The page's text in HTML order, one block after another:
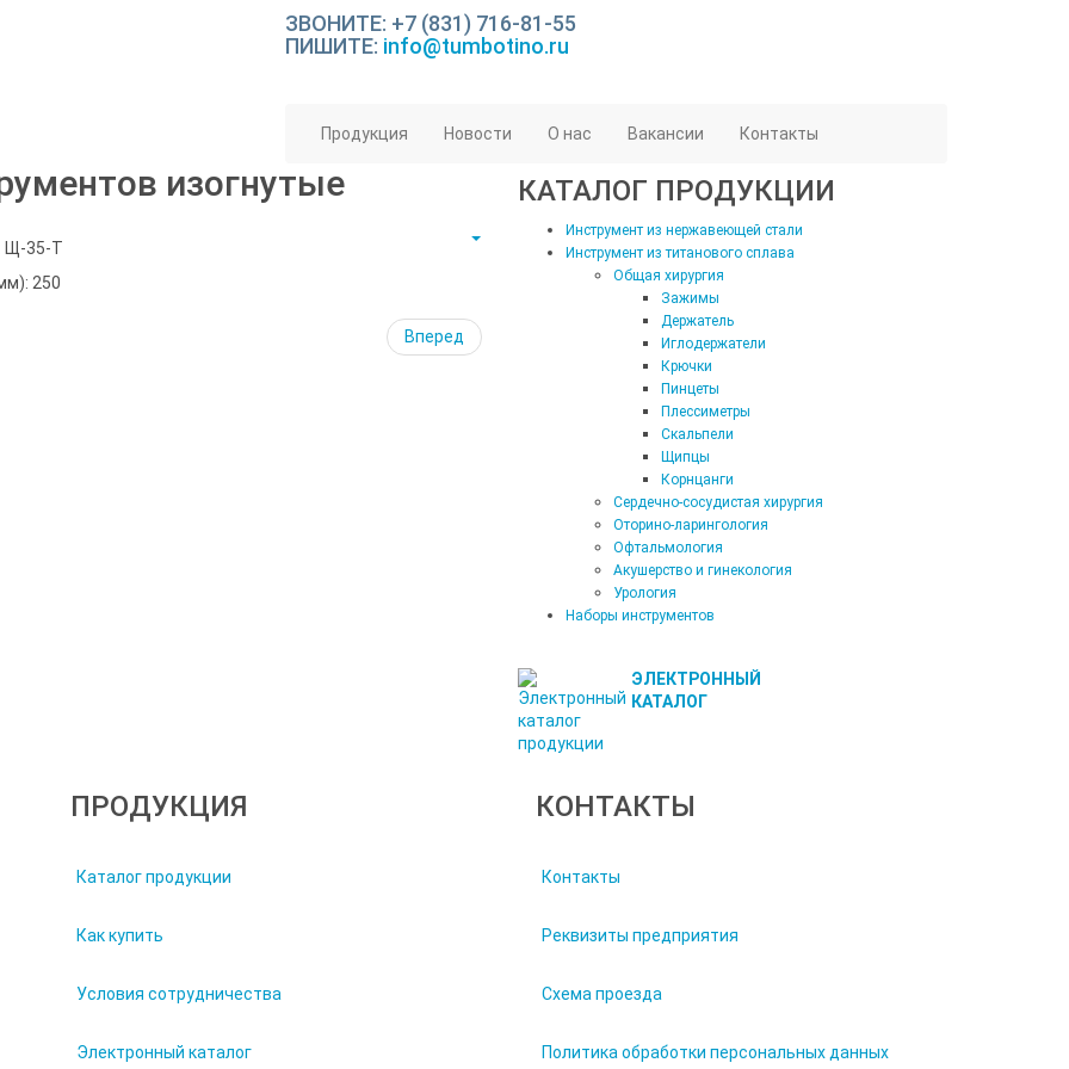
ЗВОНИТЕ: +7 (831) 716-81-55
ПИШИТЕ: info@tumbotino.ru
Продукция Новости О нас Вакансии Контакты
изогнутые
Щ-35-Т
250
Вперед
КАТАЛОГ ПРОДУКЦИИ
Инструмент из нержавеющей стали
Инструмент из титанового сплава
Общая хирургия
Зажимы
Держатель
Иглодержатели
Крючки
Пинцеты
Плессиметры
Скальпели
Щипцы
Корнцанги
Сердечно-сосудистая хирургия
Оторино-ларингология
Офтальмология
Акушерство и гинекология
Урология
Наборы инструментов
ЭЛЕКТРОННЫЙ
КАТАЛОГ
ПРОДУКЦИЯ
Каталог продукции
Как купить
Условия сотрудничества
Электронный каталог
КОНТАКТЫ
Контакты
Реквизиты предприятия
Схема проезда
Политика обработки персональных данных